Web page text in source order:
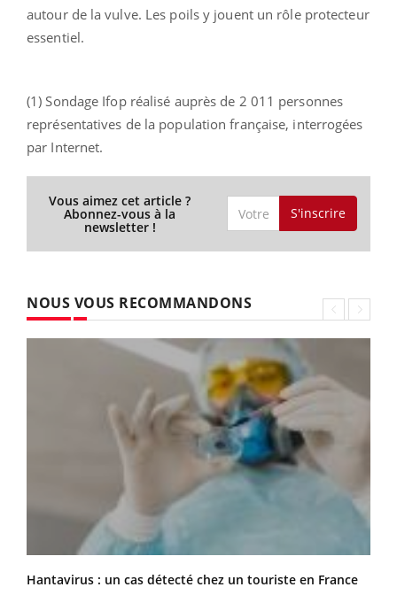
autour de la vulve. Les poils y jouent un rôle protecteur
essentiel.
(1) Sondage Ifop réalisé auprès de 2 011 personnes
représentatives de la population française, interrogées
par Internet.
Vous aimez cet article ?
Abonnez-vous à la
newsletter !
S'inscrire
NOUS VOUS RECOMMANDONS
Hantavirus : un cas détecté chez un touriste en France